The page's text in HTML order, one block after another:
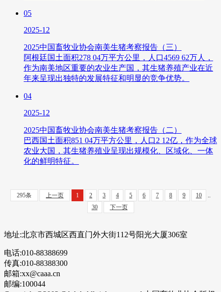
05
2025-12
2025中国畜牧业协会南美生猪考察报告（三）
阿根廷国土面积278 04万平方公里，人口4569 62万人，
作为南美地区重要的农业生产国，其生猪养殖产业在近
年来呈现出独特的发展特征和明显的竞争优势。
04
2025-12
2025中国畜牧业协会南美生猪考察报告（二）
巴西国土面积851 04万平方公里，人口2 12亿，作为全球
农业大国，其生猪养殖业呈现出规模化、区域化、一体
化的鲜明特征。
295条 上一页 1 2 3 4 5 6 7 8 9 10
..
30
下一页
地址:北京市西城区西直门外大街112号阳光大厦306室
电话:010-88388699
传真:010-88388300
邮箱:xx@caaa.cn
邮编:100044